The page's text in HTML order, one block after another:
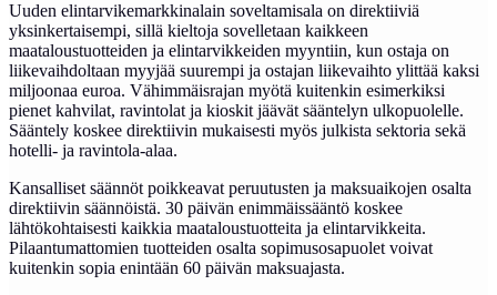
Uuden elintarvikemarkkinalain soveltamisala on direktiiviä
yksinkertaisempi, sillä kieltoja sovelletaan kaikkeen
maataloustuotteiden ja elintarvikkeiden myyntiin, kun ostaja on
liikevaihdoltaan myyjää suurempi ja ostajan liikevaihto ylittää kaksi
miljoonaa euroa. Vähimmäisrajan myötä kuitenkin esimerkiksi
pienet kahvilat, ravintolat ja kioskit jäävät sääntelyn ulkopuolelle.
Sääntely koskee direktiivin mukaisesti myös julkista sektoria sekä
hotelli- ja ravintola-alaa.
Kansalliset säännöt poikkeavat peruutusten ja maksuaikojen osalta
direktiivin säännöistä. 30 päivän enimmäissääntö koskee
lähtökohtaisesti kaikkia maataloustuotteita ja elintarvikkeita.
Pilaantumattomien tuotteiden osalta sopimusosapuolet voivat
kuitenkin sopia enintään 60 päivän maksuajasta.